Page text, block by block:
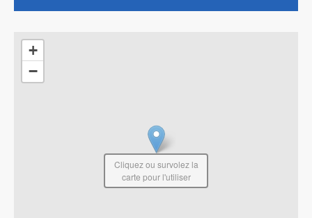
+
−
Cliquez ou survolez la
carte pour l'utiliser